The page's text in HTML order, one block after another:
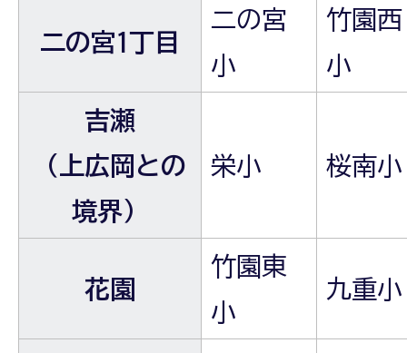
二の宮1丁目
二の宮
小
竹園西
小
吉瀬
（上広岡との
境界）
栄小 桜南小
花園
竹園東
小
九重小